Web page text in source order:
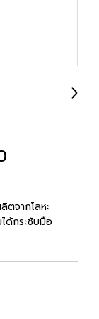
ตจากโลหะ
กระชับมือ